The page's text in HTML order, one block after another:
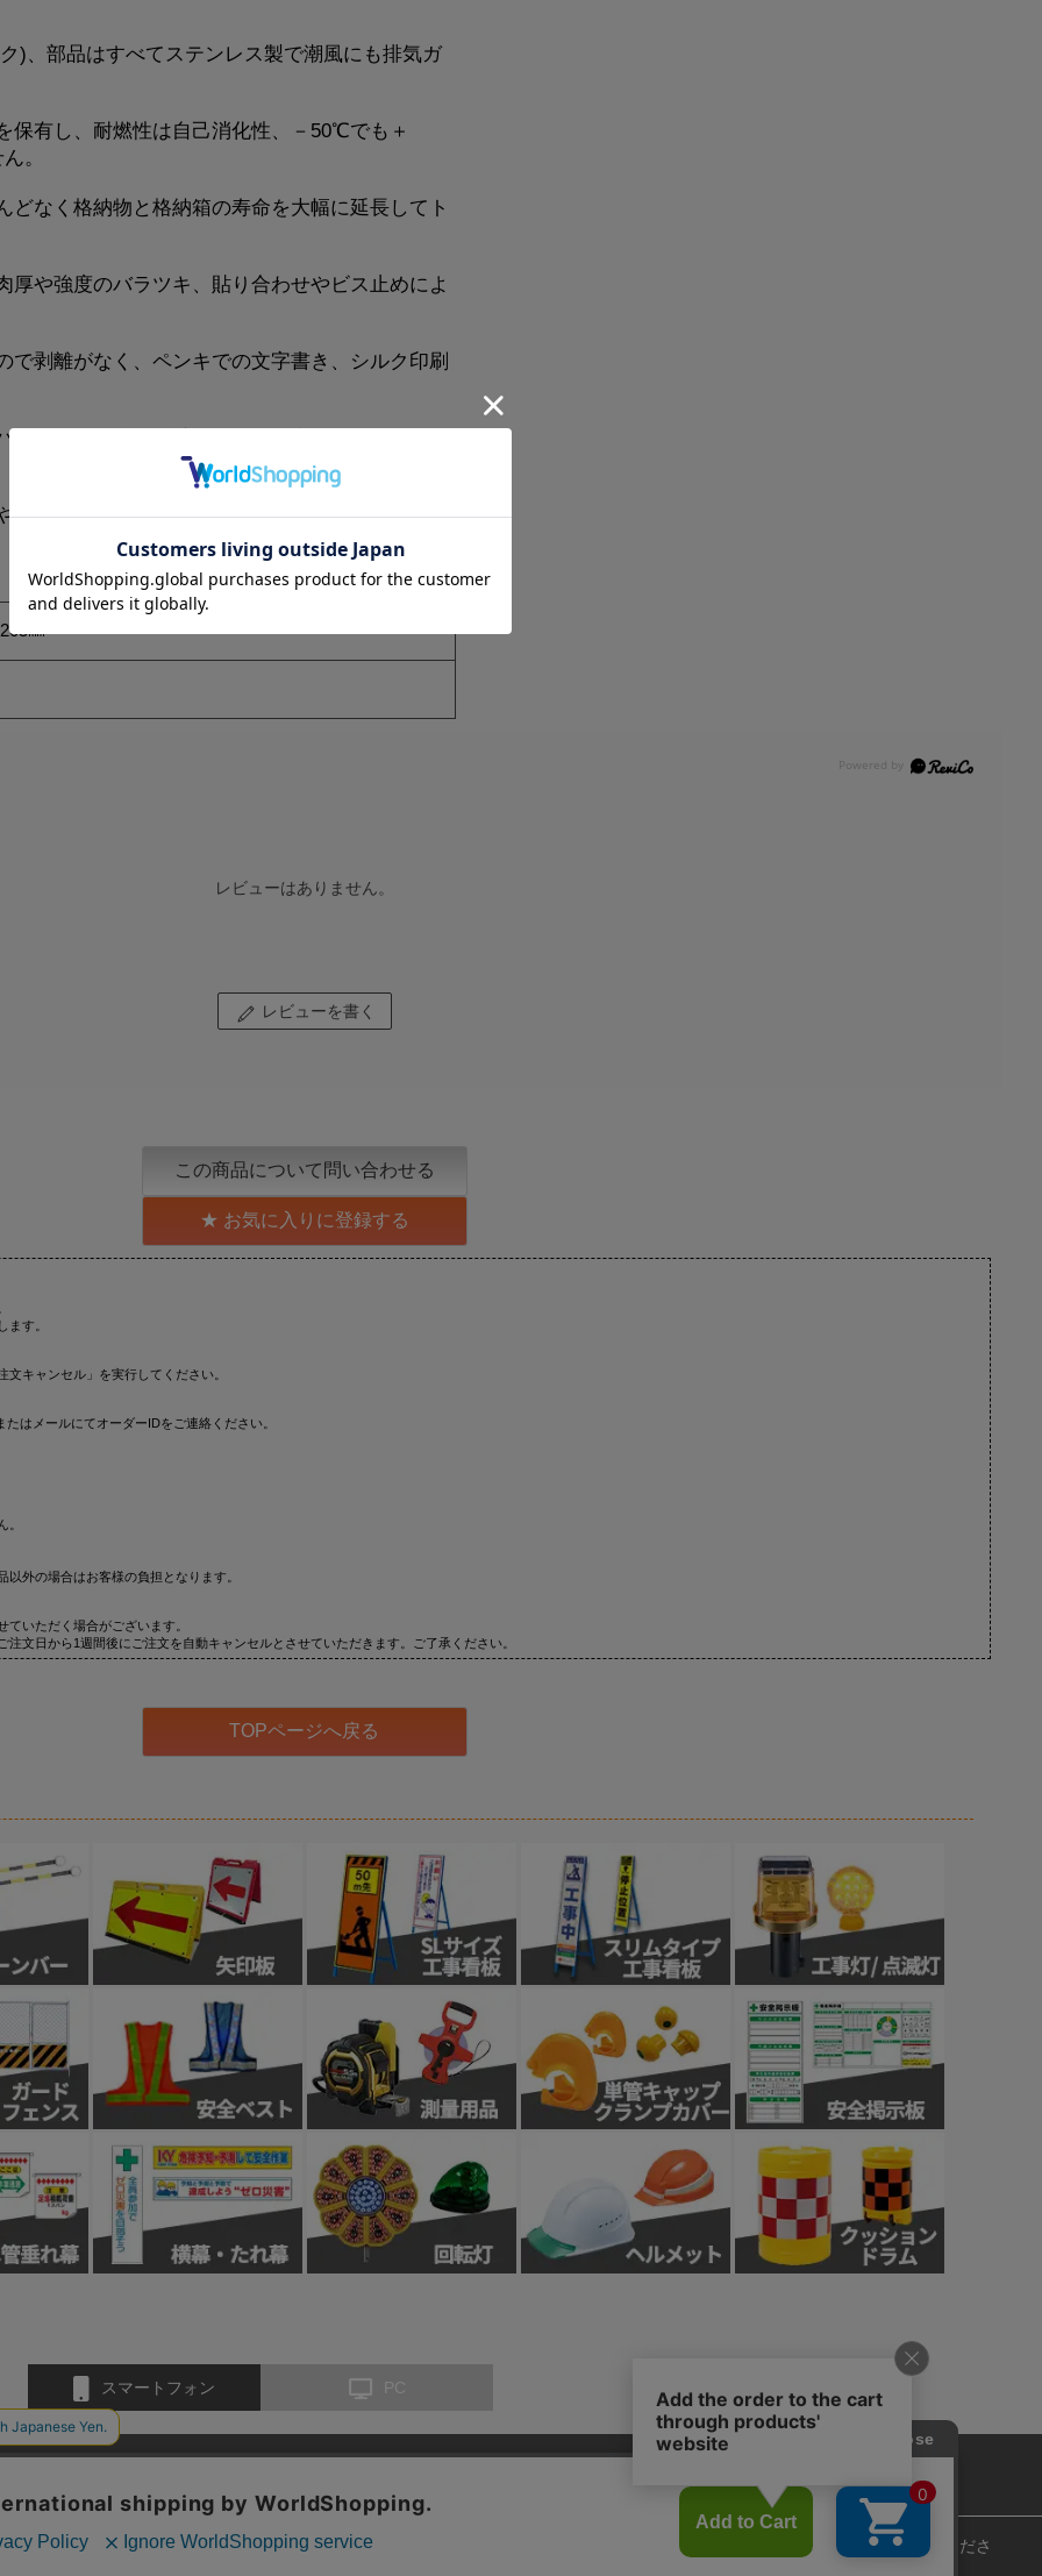
)、部品はすべてステンレス製で潮風にも排気ガ
保有し、耐燃性は自己消化性、－50℃でも＋
。
なく格納物と格納箱の寿命を大幅に延長してト
や強度のバラツキ、貼り合わせやビス止めによ
剥離がなく、ペンキでの文字書き、シルク印刷
グさせた防水設計とし人が衝突しても負傷しに
消火器の転倒転落を防止します。
㎜
レビューはありません。
レビューを書く
この商品について問い合わせる
お気に入りに登録する
す。
キャンセル」を実行してください。
はメールにてオーダーIDをご連絡ください。
。
外の場合はお客様の負担となります。
いただく場合がございます。
文日から1週間後にご注文を自動キャンセルとさせていただきます。ご了承ください。
TOPページへ戻る
スマートフォン PC
ため、クッキー(Cookie)を使用しています。サイトのクッキー(Cookie)の使用に関しては、「 プライバシーポリシー 」をお読みくださ